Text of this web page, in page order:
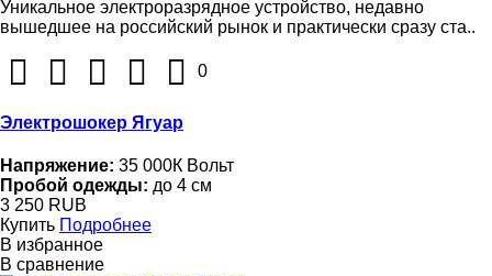
Уникальное электроразрядное устройство, недавно
вышедшее на российский рынок и практически сразу ста..
0
Электрошокер Ягуар
Напряжение: 35 000К Вольт
Пробой одежды: до 4 см
3 250 RUB
Купить Подробнее
В избранное
В сравнение